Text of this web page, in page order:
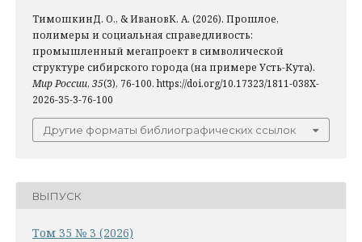
ТимошкинД. О., & ИвановК. А. (2026). Прошлое,
полимеры и социальная справедливость:
промышленный мегапроект в символической
структуре сибирского города (на примере Усть-Кута).
Мир России, 35(3), 76-100. https://doi.org/10.17323/1811-038X-
2026-35-3-76-100
Другие форматы библиографических ссылок
ВЫПУСК
Том 35 № 3 (2026)